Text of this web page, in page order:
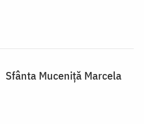
Sfânta Muceniță Marcela